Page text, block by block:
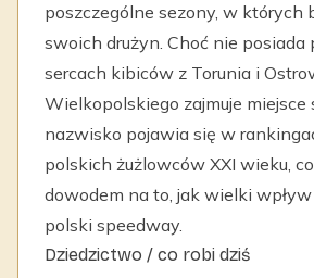
poszczególne sezony, w których
swoich drużyn. Choć nie
sercach kibiców z Torunia i
Wielkopolskiego zajmuje miejsce
nazwisko pojawia się w
polskich żużlowców XXI wieku,
dowodem na to, jak wielki
polski speedway.
Dziedzictwo / co robi dziś